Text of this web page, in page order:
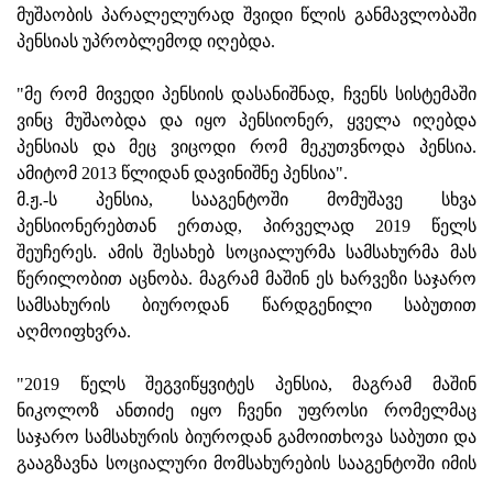
მუშაობის პარალელურად შვიდი წლის განმავლობაში
პენსიას უპრობლემოდ იღებდა.
"მე რომ მივედი პენსიის დასანიშნად, ჩვენს სისტემაში
ვინც მუშაობდა და იყო პენსიონერ, ყველა იღებდა
პენსიას და მეც ვიცოდი რომ მეკუთვნოდა პენსია.
ამიტომ 2013 წლიდან დავინიშნე პენსია".
მ.ჟ.-ს პენსია, სააგენტოში მომუშავე სხვა
პენსიონერებთან ერთად, პირველად 2019 წელს
შეუჩერეს. ამის შესახებ სოციალურმა სამსახურმა მას
წერილობით აცნობა. მაგრამ მაშინ ეს ხარვეზი საჯარო
სამსახურის ბიუროდან წარდგენილი საბუთით
აღმოიფხვრა.
"2019 წელს შეგვიწყვიტეს პენსია, მაგრამ მაშინ
ნიკოლოზ ანთიძე იყო ჩვენი უფროსი რომელმაც
საჯარო სამსახურის ბიუროდან გამოითხოვა საბუთი და
გააგზავნა სოციალური მომსახურების სააგენტოში იმის